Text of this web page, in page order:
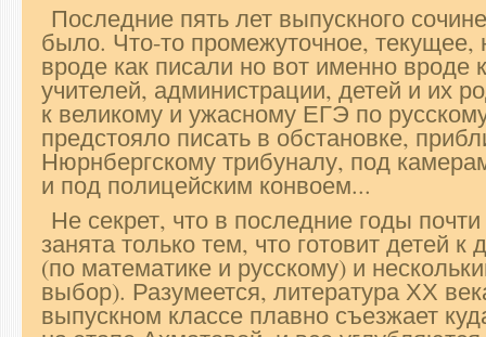
Последние пять лет выпускного
было. Что-то промежуточное, текущее,
вроде как писали но вот именно
учителей, администрации, детей и их
к великому и ужасному ЕГЭ по
предстояло писать в обстановке,
Нюрнбергскому трибуналу, под
и под полицейским конвоем...
Не секрет, что в последние годы
занята только тем, что готовит детей
(по математике и русскому) и
выбор). Разумеется, литература ХХ
выпускном классе плавно съезжает